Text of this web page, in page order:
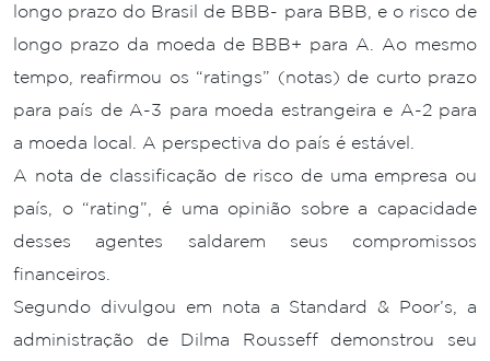
longo prazo do Brasil de BBB- para BBB, e o risco de
longo prazo da moeda de BBB+ para A. Ao mesmo
tempo, reafirmou os “ratings” (notas) de curto prazo
para país de A-3 para moeda estrangeira e A-2 para
a moeda local. A perspectiva do país é estável.
A nota de classificação de risco de uma empresa ou
país, o “rating”, é uma opinião sobre a capacidade
desses agentes saldarem seus compromissos
financeiros.
Segundo divulgou em nota a Standard & Poor’s, a
administração de Dilma Rousseff demonstrou seu